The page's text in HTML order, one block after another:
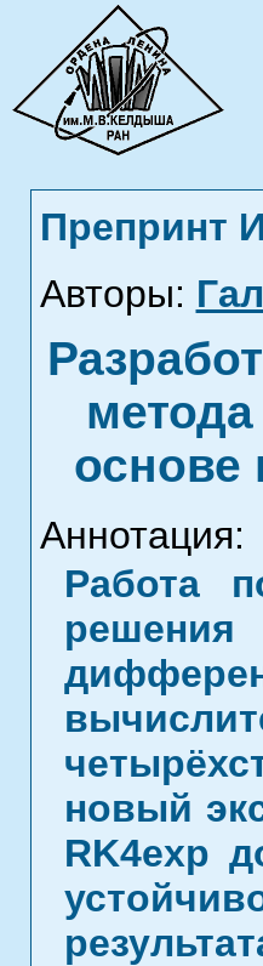
Препринт
Авторы:
основе
Аннотация:
Работа
новый
RK4exp